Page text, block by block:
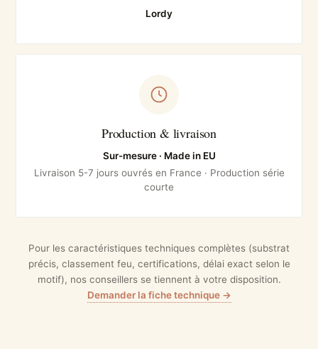
Lordy
Production & livraison
Sur-mesure · Made in EU
Livraison 5-7 jours ouvrés en France · Production série
courte
Pour les caractéristiques techniques complètes (substrat
précis, classement feu, certifications, délai exact selon le
motif), nos conseillers se tiennent à votre disposition.
Demander la fiche technique →